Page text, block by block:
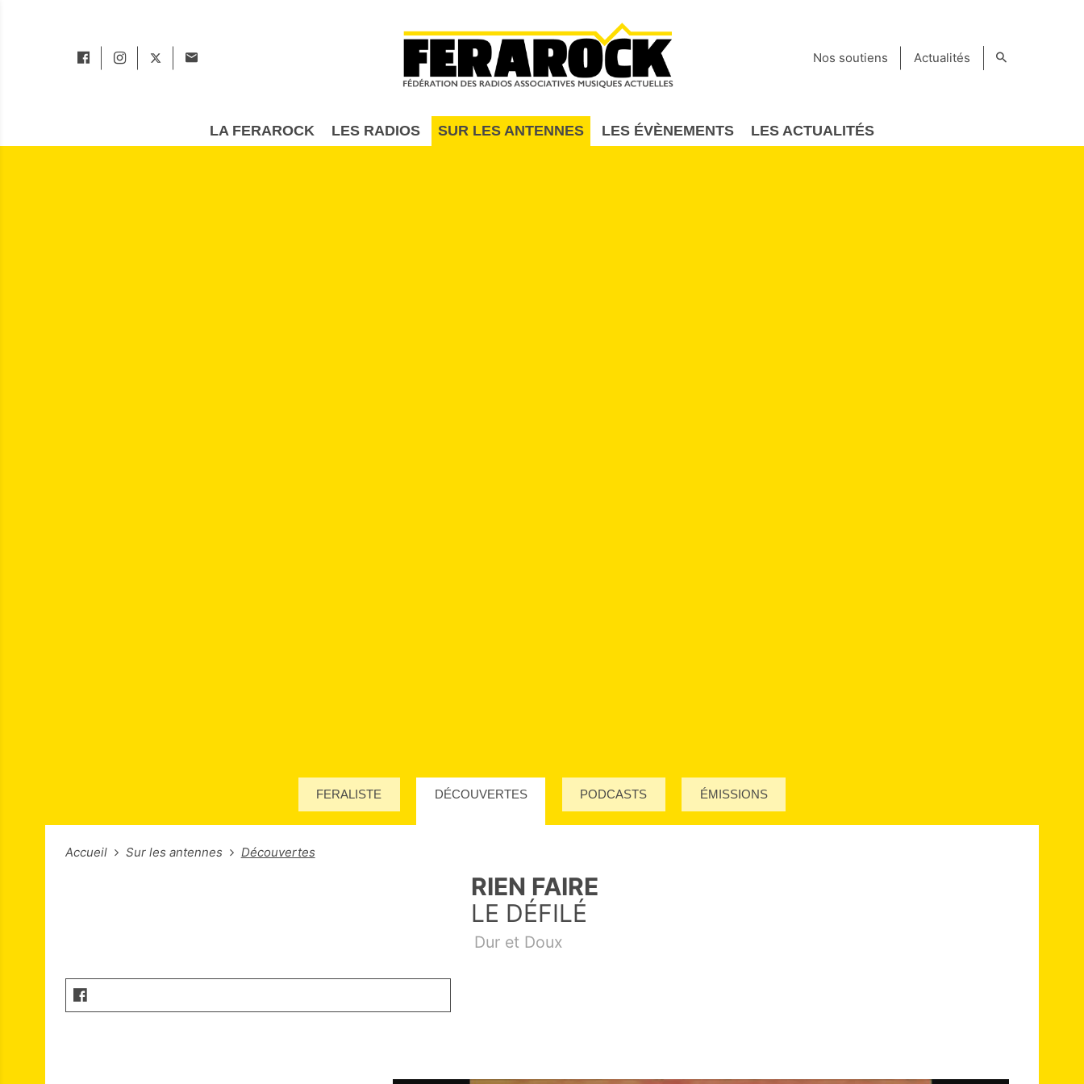
Nos soutiens Actualités
LA FERAROCK LES RADIOS SUR LES ANTENNES LES ÉVÈNEMENTS LES ACTUALITÉS
FERALISTE DÉCOUVERTES PODCASTS ÉMISSIONS
Accueil Sur les antennes Découvertes
RIEN FAIRE
LE DÉFILÉ
Dur et Doux